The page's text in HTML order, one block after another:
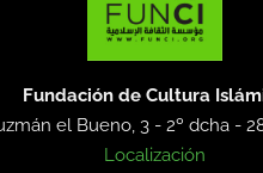
Fundación de Cultura
el Bueno, 3 - 2º dcha -
Localización